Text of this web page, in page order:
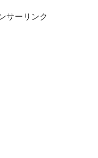
サーリンク